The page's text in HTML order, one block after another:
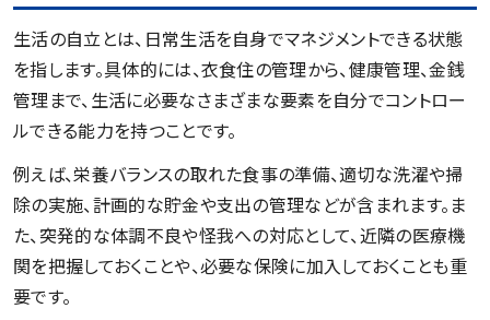
生活の自立とは、日常生活を自身でマネジメントできる状態
を指します。具体的には、衣食住の管理から、健康管理、金銭
管理まで、生活に必要なさまざまな要素を自分でコントロー
ルできる能力を持つことです。
例えば、栄養バランスの取れた食事の準備、適切な洗濯や掃
除の実施、計画的な貯金や支出の管理などが含まれます。ま
た、突発的な体調不良や怪我への対応として、近隣の医療機
関を把握しておくことや、必要な保険に加入しておくことも重
要です。